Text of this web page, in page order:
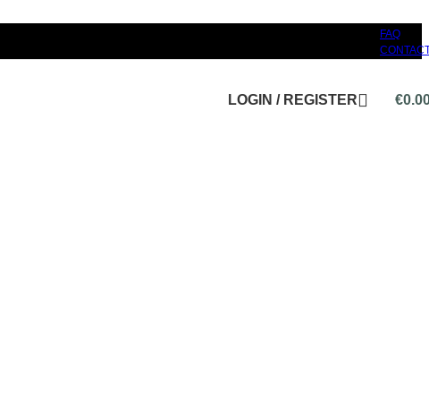
FAQ
LOGIN / REGISTER €